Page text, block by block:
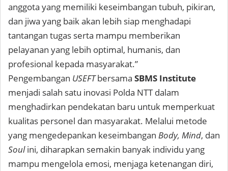
anggota yang memiliki keseimbangan tubuh, pikiran,
dan jiwa yang baik akan lebih siap menghadapi
tantangan tugas serta mampu memberikan
pelayanan yang lebih optimal, humanis, dan
profesional kepada masyarakat.”
Pengembangan USEFTbersama SBMS Institute
menjadi salah satu inovasi Polda NTT dalam
menghadirkan pendekatan baru untuk memperkuat
kualitas personel dan masyarakat. Melalui metode
yang mengedepankan keseimbangan Body, Mind, dan
Soulini, diharapkan semakin banyak individu yang
mampu mengelola emosi, menjaga ketenangan diri,